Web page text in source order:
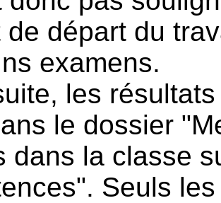
de départ du
examens.
les
le dossier
dans la classe
Seuls